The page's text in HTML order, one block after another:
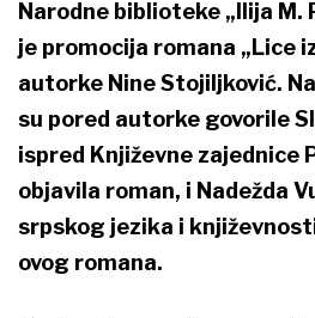
Narodne biblioteke „Ilija M.
je promocija romana „Lice
autorke Nine Stojiljković.
su pored autorke govorile
ispred Književne zajednice
objavila roman, i Nadežda
srpskog jezika i
ovog romana.